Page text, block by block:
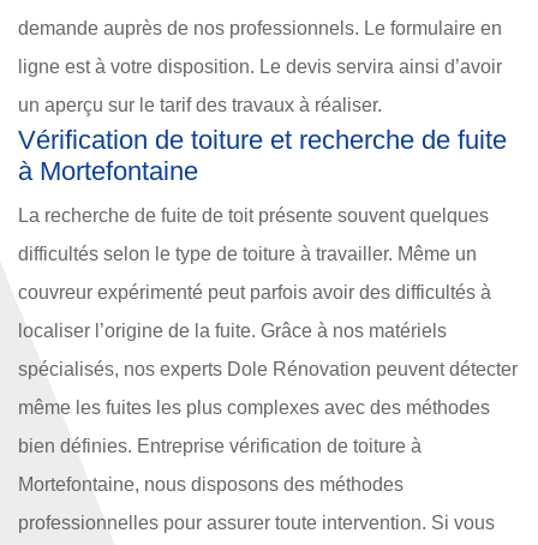
demande auprès de nos professionnels. Le formulaire en
ligne est à votre disposition. Le devis servira ainsi d’avoir
un aperçu sur le tarif des travaux à réaliser.
Vérification de toiture et recherche de fuite
à Mortefontaine
La recherche de fuite de toit présente souvent quelques
difficultés selon le type de toiture à travailler. Même un
couvreur expérimenté peut parfois avoir des difficultés à
localiser l’origine de la fuite. Grâce à nos matériels
spécialisés, nos experts Dole Rénovation peuvent détecter
même les fuites les plus complexes avec des méthodes
bien définies. Entreprise vérification de toiture à
Mortefontaine, nous disposons des méthodes
professionnelles pour assurer toute intervention. Si vous